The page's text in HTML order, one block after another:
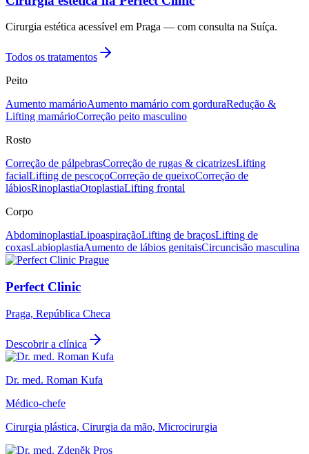
Cirurgia estética acessível em Praga — com consulta na Suíça.
Todos os tratamentos
Peito
Aumento mamárioAumento mamário com gorduraRedução &
Lifting mamárioCorreção peito masculino
Rosto
Correção de pálpebrasCorreção de rugas & cicatrizesLifting
facialLifting de pescoçoCorreção de queixoCorreção de
lábiosRinoplastiaOtoplastiaLifting frontal
Corpo
AbdominoplastiaLipoaspiraçãoLifting de braçosLifting de
coxasLabioplastiaAumento de lábios genitaisCircuncisão masculina
Perfect Clinic
Praga, República Checa
Descobrir a clínica
Dr. med. Roman Kufa
Médico-chefe
Cirurgia plástica, Cirurgia da mão, Microcirurgia